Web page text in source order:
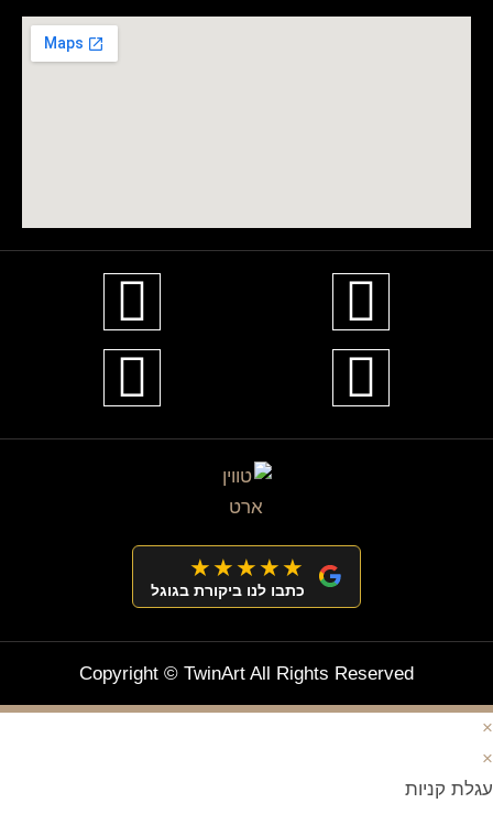
★★★★★
כתבו לנו ביקורת בגוגל
Copyright © TwinArt All Rights Reserved
×
×
עגלת קניות